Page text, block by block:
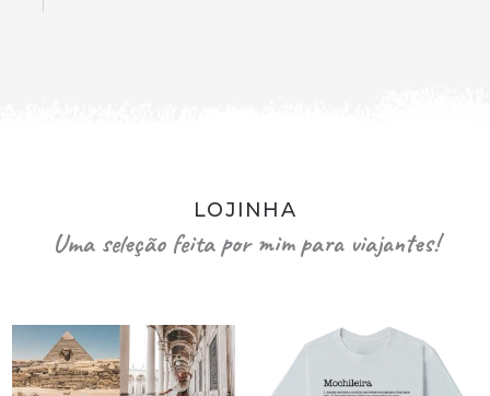
LOJINHA
Uma seleção feita por mim para viajantes!